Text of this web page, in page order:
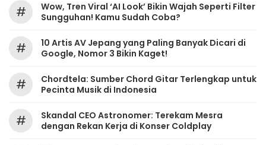
#
Wow, Tren Viral ‘AI Look’ Bikin Wajah Seperti Filter
Sungguhan! Kamu Sudah Coba?
#
10 Artis AV Jepang yang Paling Banyak Dicari di
Google, Nomor 3 Bikin Kaget!
#
Chordtela: Sumber Chord Gitar Terlengkap untuk
Pecinta Musik di Indonesia
#
Skandal CEO Astronomer: Terekam Mesra
dengan Rekan Kerja di Konser Coldplay